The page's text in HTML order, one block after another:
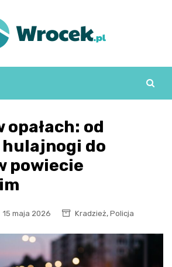
od
do
powiecie
15 maja 2026 Kradzież, Policja